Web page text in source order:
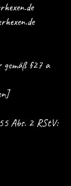
§27 a
Abs. 2 RStV: